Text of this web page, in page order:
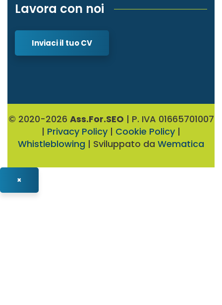
Lavora con noi
Inviaci il tuo CV
© 2020-2026 Ass.For.SEO | P. IVA 01665701007
| Privacy Policy | Cookie Policy |
Whistleblowing | Sviluppato da Wematica
×